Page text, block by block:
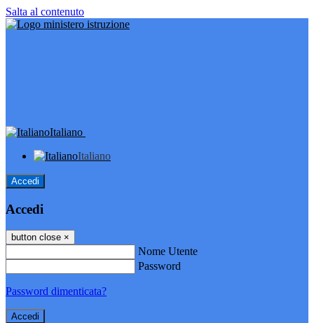
Salta al contenuto
Italiano
Italiano
Accedi
Accedi
button close ×
Nome Utente
Password
Password dimenticata?